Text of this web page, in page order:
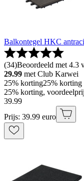
Balkontegel HKC
(34)Beoordeeld met 4.3
29.99 met Club Karwei
25% korting25% korting
25% korting,
39.99
Prijs: 39.99 euro